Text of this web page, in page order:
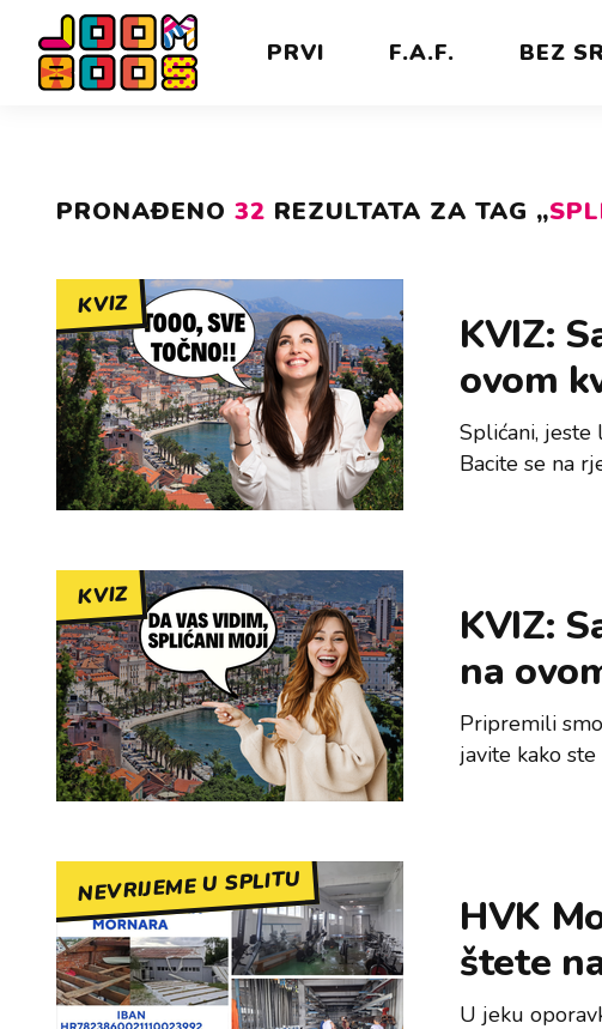
PRVI F.A.F. BEZ
PRONAĐENO 32 REZULTATA ZA TAG „
KVIZ
KVIZ:
ovom
Splićani,
Bacite se na
KVIZ
KVIZ:
na
Pripremili
javite kako
NEVRIJEME U SPLITU
HVK
štete
U jeku